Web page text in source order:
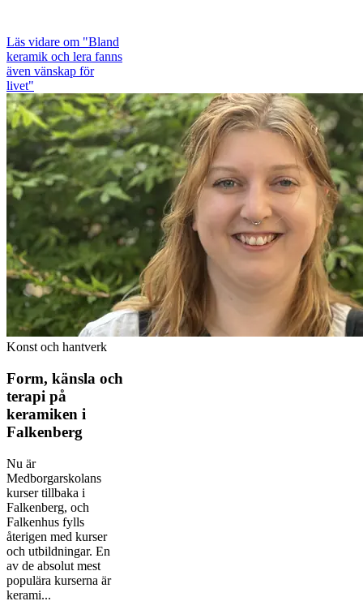
Läs vidare om "Bland
keramik och lera fanns
även vänskap för
livet"
Konst och hantverk
Form, känsla och
terapi på
keramiken i
Falkenberg
Nu är
Medborgarskolans
kurser tillbaka i
Falkenberg, och
Falkenhus fylls
återigen med kurser
och utbildningar. En
av de absolut mest
populära kurserna är
kerami...